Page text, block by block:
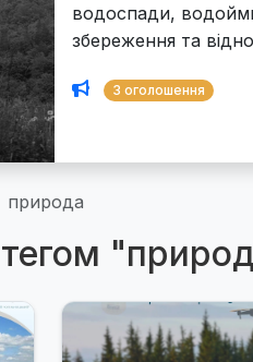
водоспади,
збереження та
3 оголошення
природа